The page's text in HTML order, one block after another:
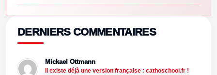
DERNIERS COMMENTAIRES
Mickael Ottmann
Il existe déjà une version française : cathoschool.fr !